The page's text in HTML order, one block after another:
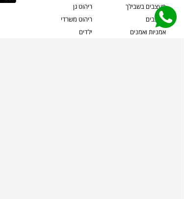
מעצבים בשבילך
מעצבים
אמניות ואמנים
ריהוט גן
ריהוט משרדי
ילדים